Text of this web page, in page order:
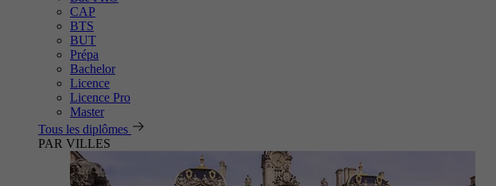
CAP
BTS
BUT
Prépa
Bachelor
Licence
Licence Pro
Master
Tous les diplômes
PAR VILLES